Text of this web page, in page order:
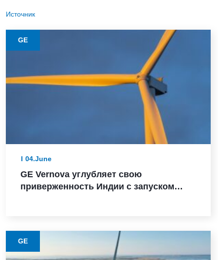
Источник
GE
04.June
GE Vernova углубляет свою
приверженность Индии с запуском
GE